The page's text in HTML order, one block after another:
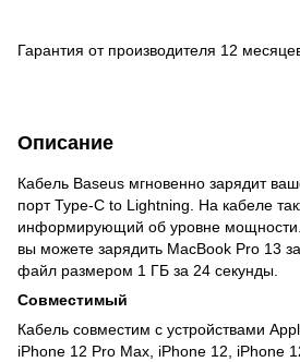
Описание
Кабель Baseus мгновенно зарядит
порт Type-C to Lightning​. На кабеле
информирующий об уровне мощности.
вы можете зарядить MacBook Pro 13
файл размером 1 ГБ за 24 секунды.
Совместимый
Кабель совместим с устройствами
iPhone 12 Pro Max, iPhone 12, iPhone
Гарантия от производителя 12